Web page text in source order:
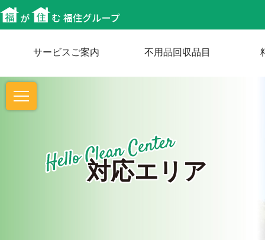
サービスご案内 不用品回収品目
対応エリア